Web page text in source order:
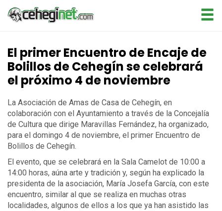
El primer Encuentro de Encaje de
Bolillos de Cehegín se celebrará
el próximo 4 de noviembre
La Asociación de Amas de Casa de Cehegín, en
colaboración con el Ayuntamiento a través de la Concejalía
de Cultura que dirige Maravillas Fernández, ha organizado,
para el domingo 4 de noviembre, el primer Encuentro de
Bolillos de Cehegín.
El evento, que se celebrará en la Sala Camelot de 10:00 a
14:00 horas, aúna arte y tradición y, según ha explicado la
presidenta de la asociación, María Josefa García, con este
encuentro, similar al que se realiza en muchas otras
localidades, algunos de ellos a los que ya han asistido las